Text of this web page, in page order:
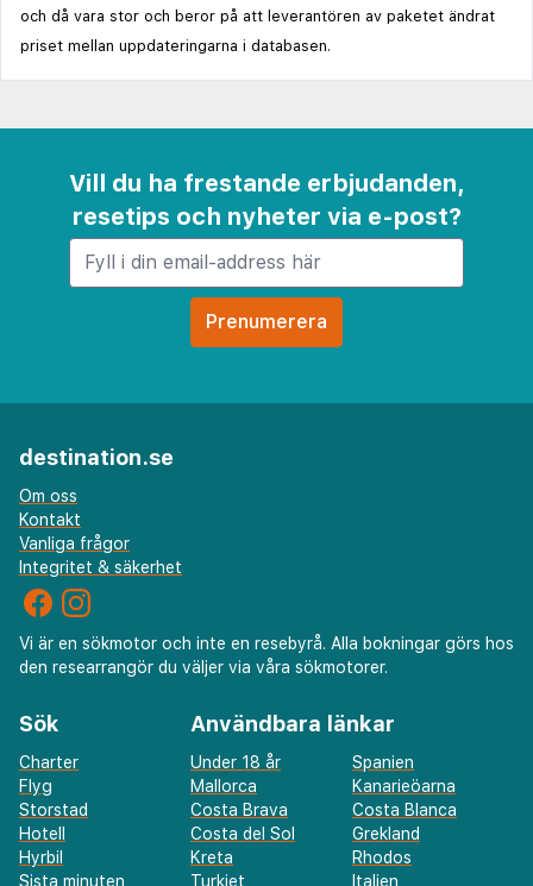
och då vara stor och beror på att leverantören av paketet ändrat
priset mellan uppdateringarna i databasen.
Vill du ha frestande erbjudanden,
resetips och nyheter via e-post?
destination.se
Om oss
Kontakt
Vanliga frågor
Integritet & säkerhet
Vi är en sökmotor och inte en resebyrå. Alla bokningar görs hos
den researrangör du väljer via våra sökmotorer.
Sök
Charter
Flyg
Storstad
Hotell
Hyrbil
Sista minuten
Användbara länkar
Under 18 år
Spanien
Mallorca
Kanarieöarna
Costa Brava
Costa Blanca
Costa del Sol
Grekland
Kreta
Rhodos
Turkiet
Italien